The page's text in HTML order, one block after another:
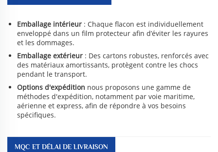
Emballage intérieur : Chaque flacon est individuellement
enveloppé dans un film protecteur afin d’éviter les rayures
et les dommages.
Emballage extérieur : Des cartons robustes, renforcés avec
des matériaux amortissants, protègent contre les chocs
pendant le transport.
Options d'expédition nous proposons une gamme de
méthodes d'expédition, notamment par voie maritime,
aérienne et express, afin de répondre à vos besoins
spécifiques.
MQC ET DÉLAI DE LIVRAISON